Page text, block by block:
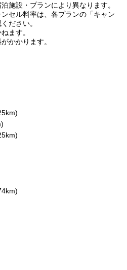
ト）
ス
施設・プランにより異なります。
セル料率は、各プランの「キャン
ださい。
ます。
かかります。